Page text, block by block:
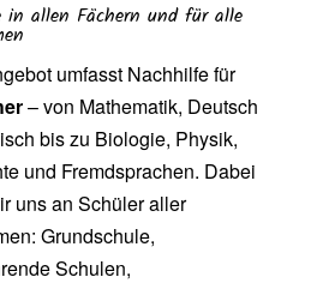
in allen Fächern und für alle
umfasst Nachhilfe für
– von Mathematik, Deutsch
bis zu Biologie, Physik,
und Fremdsprachen. Dabei
uns an Schüler aller
Grundschule,
Schulen,